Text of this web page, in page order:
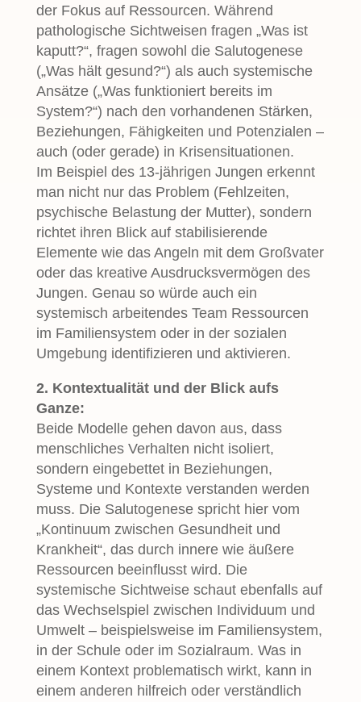
der Fokus auf Ressourcen. Während
pathologische Sichtweisen fragen „Was ist
kaputt?“, fragen sowohl die Salutogenese
(„Was hält gesund?“) als auch systemische
Ansätze („Was funktioniert bereits im
System?“) nach den vorhandenen Stärken,
Beziehungen, Fähigkeiten und Potenzialen –
auch (oder gerade) in Krisensituationen.
Im Beispiel des 13-jährigen Jungen erkennt
man nicht nur das Problem (Fehlzeiten,
psychische Belastung der Mutter), sondern
richtet ihren Blick auf stabilisierende
Elemente wie das Angeln mit dem Großvater
oder das kreative Ausdrucksvermögen des
Jungen. Genau so würde auch ein
systemisch arbeitendes Team Ressourcen
im Familiensystem oder in der sozialen
Umgebung identifizieren und aktivieren.
2. Kontextualität und der Blick aufs
Ganze:
Beide Modelle gehen davon aus, dass
menschliches Verhalten nicht isoliert,
sondern eingebettet in Beziehungen,
Systeme und Kontexte verstanden werden
muss. Die Salutogenese spricht hier vom
„Kontinuum zwischen Gesundheit und
Krankheit“, das durch innere wie äußere
Ressourcen beeinflusst wird. Die
systemische Sichtweise schaut ebenfalls auf
das Wechselspiel zwischen Individuum und
Umwelt – beispielsweise im Familiensystem,
in der Schule oder im Sozialraum. Was in
einem Kontext problematisch wirkt, kann in
einem anderen hilfreich oder verständlich